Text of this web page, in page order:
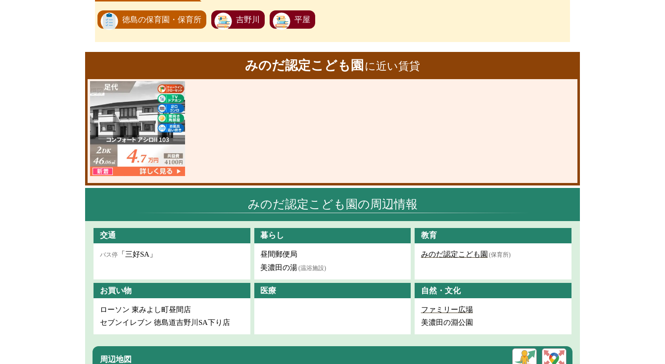
徳島の保育園・保育所 吉野川 平屋
みのだ認定こども園 に近い賃貸
みのだ認定こども園の周辺情報
交通
バス停 「三好SA」
暮らし
昼間郵便局
美濃田の湯(温浴施設)
教育
みのだ認定こども園 (保育所)
お買い物
ローソン 東みよし町昼間店
セブンイレブン 徳島道吉野川SA下り店
医療 自然・文化
ファミリー広場
美濃田の淵公園
周辺地図